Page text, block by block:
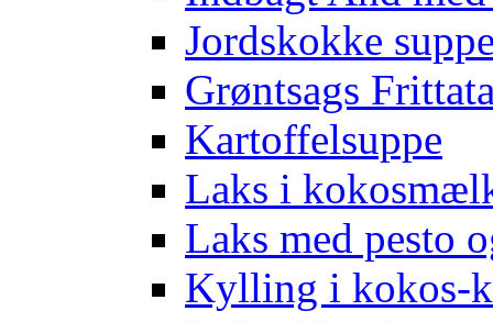
Jordskokke
Grøntsags
Kartoffelsuppe
Laks i
Laks med pesto
Kylling i kokos-